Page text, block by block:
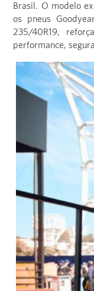
Brasil. O modelo
os pneus
235/40R19,
performance,